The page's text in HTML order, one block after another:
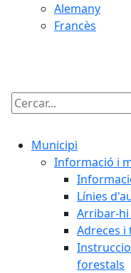
Alemany
Francès
Cercar:
Municipi
Informació i
Línies
Arribar-
Adreces i
forestals